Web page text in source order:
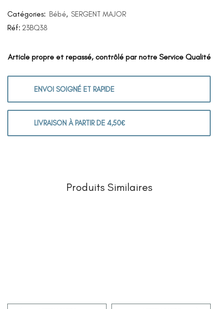
Catégories: Bébé, SERGENT MAJOR
Réf: 23BQ38
Article propre et repassé, contrôlé par notre Service Qualité
ENVOI SOIGNÉ ET RAPIDE
LIVRAISON À PARTIR DE 4,50€
Produits Similaires